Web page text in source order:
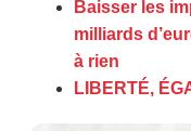
Baisser les
milliards
à rien
LIBERTÉ,